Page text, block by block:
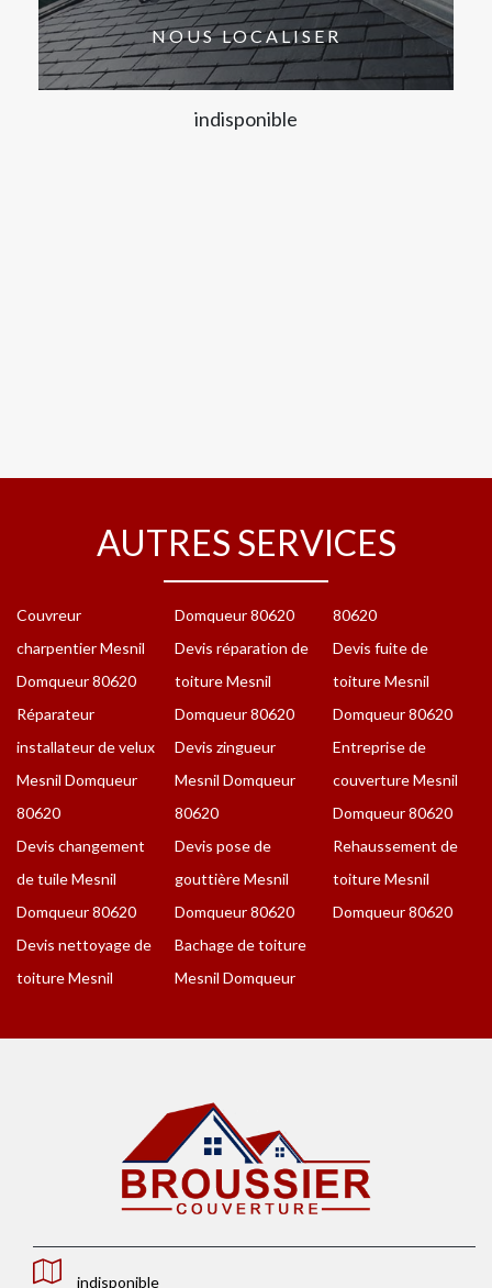
NOUS LOCALISER
indisponible
AUTRES SERVICES
Couvreur
charpentier Mesnil
Domqueur 80620
Réparateur
installateur de velux
Mesnil Domqueur
80620
Devis changement
de tuile Mesnil
Domqueur 80620
Devis nettoyage de
toiture Mesnil
Domqueur 80620
Devis réparation de
toiture Mesnil
Domqueur 80620
Devis zingueur
Mesnil Domqueur
80620
Devis pose de
gouttière Mesnil
Domqueur 80620
Bachage de toiture
Mesnil Domqueur
80620
Devis fuite de
toiture Mesnil
Domqueur 80620
Entreprise de
couverture Mesnil
Domqueur 80620
Rehaussement de
toiture Mesnil
Domqueur 80620
indisponible